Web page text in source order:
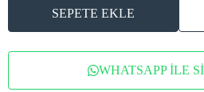
SEPETE EKLE
WHATSAPP İLE